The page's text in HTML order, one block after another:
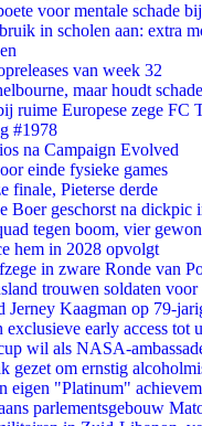
voor mentale schade
in scholen aan: extra
van week 32
maar houdt
ruime Europese zege FC
#1978
na Campaign Evolved
einde fysieke games
finale, Pieterse derde
Boer geschorst na dickpic
tegen boom, vier
hem in 2028 opvolgt
in zware Ronde van
trouwen soldaten
Jerney Kaagman op 79-
early access
wil als NASA-
gezet om ernstig
"Platinum"
parlementsgebouw